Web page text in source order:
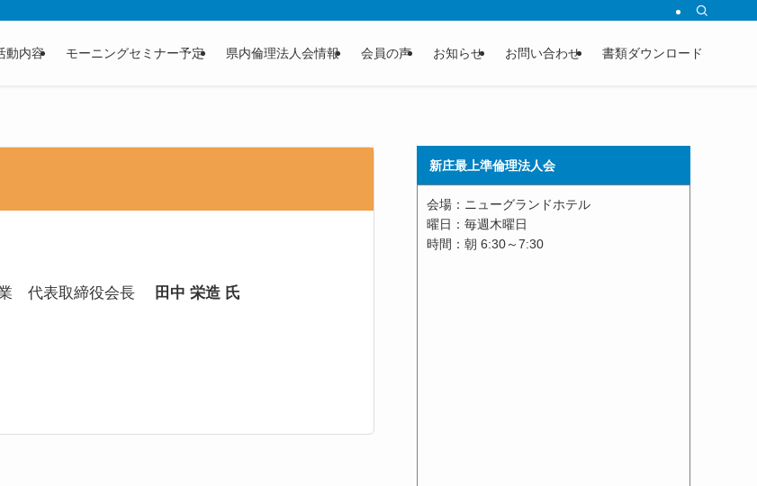
動内容 モーニングセミナー予定 県内倫理法人会情報 会員の声 お知らせ お問い合わせ 書類ダウンロード
代表取締役会長 田中 栄造 氏
新庄最上準倫理法人会
会場：ニューグランドホテル
曜日：毎週木曜日
時間：朝 6:30～7:30